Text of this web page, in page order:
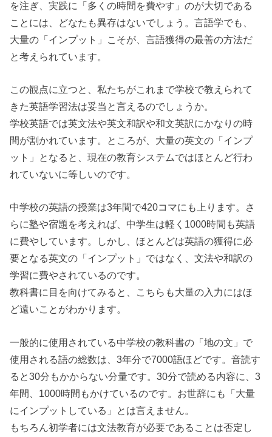
を注ぎ、実践に「多くの時間を費やす」のが大切である
ことには、どなたも異存はないでしょう。言語学でも、
大量の「インプット」こそが、言語獲得の最善の方法だ
と考えられています。
この観点に立つと、私たちがこれまで学校で教えられて
きた英語学習法は妥当と言えるのでしょうか。
学校英語では英文法や英文和訳や和文英訳にかなりの時
間が割かれています。ところが、大量の英文の「インプ
ット」となると、現在の教育システムではほとんど行わ
れていないに等しいのです。
中学校の英語の授業は3年間で420コマにも上ります。さ
らに塾や宿題を考えれば、中学生は軽く1000時間も英語
に費やしています。しかし、ほとんどは英語の獲得に必
要となる英文の「インプット」ではなく、文法や和訳の
学習に費やされているのです。
教科書に目を向けてみると、こちらも大量の入力にはほ
ど遠いことがわかります。
一般的に使用されている中学校の教科書の「地の文」で
使用される語の総数は、3年分で7000語ほどです。音読す
ると30分もかからない分量です。30分で読める内容に、3
年間、1000時間もかけているのです。お世辞にも「大量
にインプットしている」とは言えません。
もちろん初学者には文法教育が必要であることは否定し